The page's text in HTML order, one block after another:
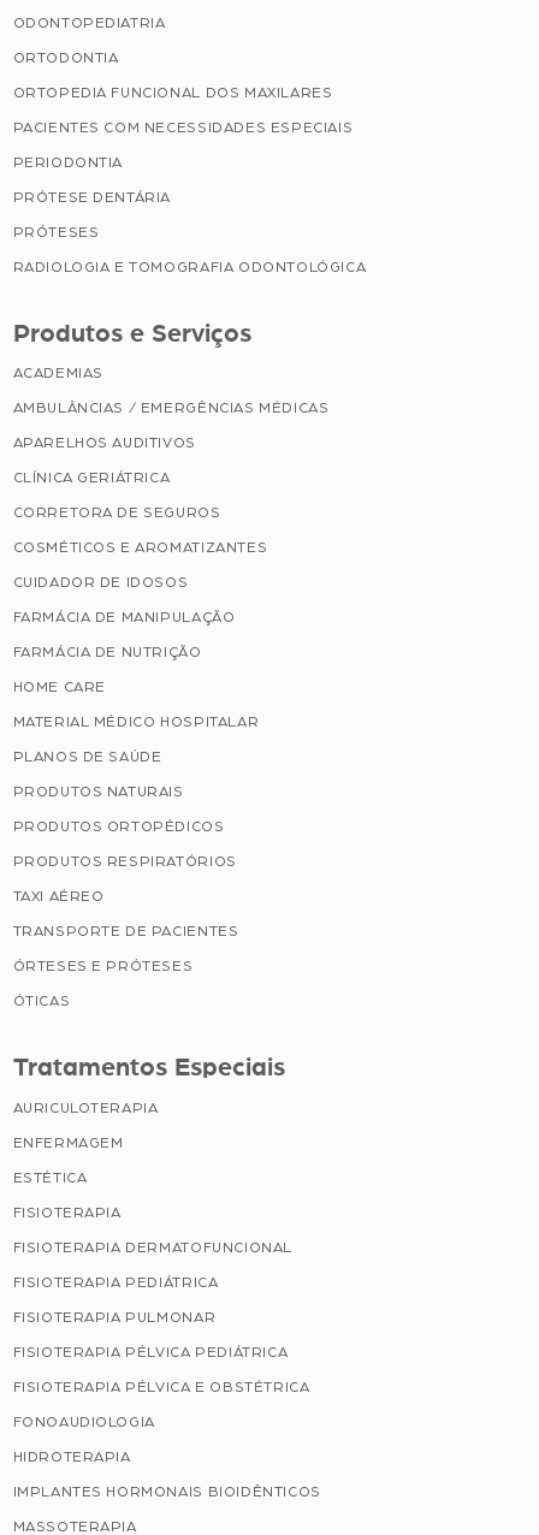
ODONTOPEDIATRIA
ORTODONTIA
ORTOPEDIA FUNCIONAL DOS MAXILARES
PACIENTES COM NECESSIDADES ESPECIAIS
PERIODONTIA
PRÓTESE DENTÁRIA
PRÓTESES
RADIOLOGIA E TOMOGRAFIA ODONTOLÓGICA
Produtos e Serviços
ACADEMIAS
AMBULÂNCIAS / EMERGÊNCIAS MÉDICAS
APARELHOS AUDITIVOS
CLÍNICA GERIÁTRICA
CORRETORA DE SEGUROS
COSMÉTICOS E AROMATIZANTES
CUIDADOR DE IDOSOS
FARMÁCIA DE MANIPULAÇÃO
FARMÁCIA DE NUTRIÇÃO
HOME CARE
MATERIAL MÉDICO HOSPITALAR
PLANOS DE SAÚDE
PRODUTOS NATURAIS
PRODUTOS ORTOPÉDICOS
PRODUTOS RESPIRATÓRIOS
TAXI AÉREO
TRANSPORTE DE PACIENTES
ÓRTESES E PRÓTESES
ÓTICAS
Tratamentos Especiais
AURICULOTERAPIA
ENFERMAGEM
ESTÉTICA
FISIOTERAPIA
FISIOTERAPIA DERMATOFUNCIONAL
FISIOTERAPIA PEDIÁTRICA
FISIOTERAPIA PULMONAR
FISIOTERAPIA PÉLVICA PEDIÁTRICA
FISIOTERAPIA PÉLVICA E OBSTÉTRICA
FONOAUDIOLOGIA
HIDROTERAPIA
IMPLANTES HORMONAIS BIOIDÊNTICOS
MASSOTERAPIA